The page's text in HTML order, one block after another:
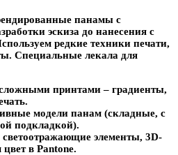
панамы с
эскиза до нанесения с
редкие техники печати,
Специальные лекала для
принтами – градиенты,
модели панам (складные, с
подкладкой).
элементы, 3D-
в Pantone.